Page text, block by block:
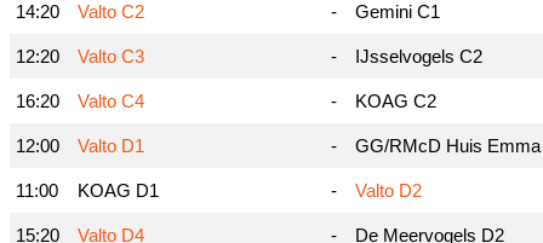
14:20 Valto C2 - Gemini C1
12:20 Valto C3 - IJsselvogels C2
16:20 Valto C4 - KOAG C2
12:00 Valto D1 - GG/RMcD Huis
11:00 KOAG D1 - Valto D2
15:20 Valto D4 - De Meervogels D2